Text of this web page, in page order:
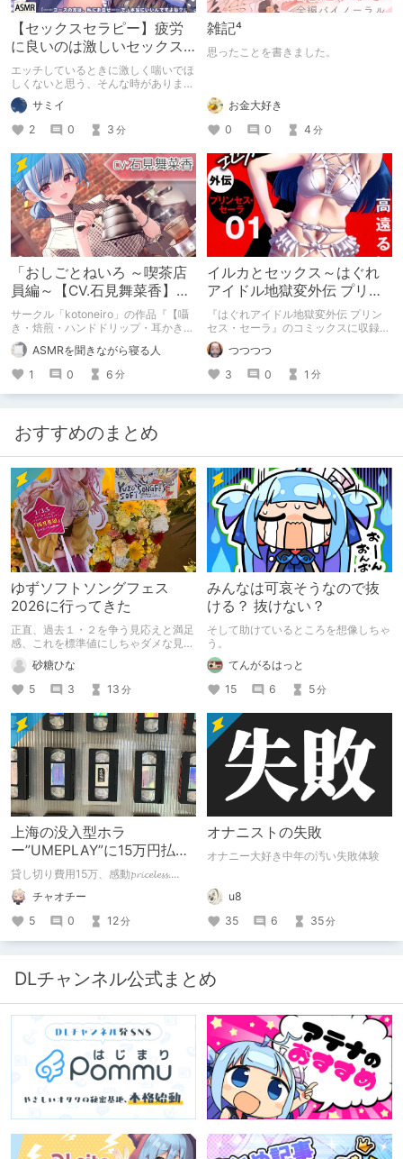
【セックスセラピー】疲労
に良いのは激しいセックス
ではなく、いわゆるスロー
セックス。
エッチしているときに激しく喘いでほ
しくないと思う、そんな時がありませ
んか。私にはありました。優しさと癒
しにあふれた性行為を、人は「セック
スセラピー」と呼んだそうです。
サミイ
2
0 3 分
雑記⁴
思ったことを書きました。
お金大好き
0
0 4 分
「おしごとねいろ ～喫茶店
員編～【CV.石見舞菜香】」
感想
サークル「kotoneiro」の作品『【囁
き・焙煎・ハンドドリップ・耳かき】
おしごとねいろ ～喫茶店員編～【CV.
石見舞菜香】』の感想記事です。「作
品の概要」「筆者の作品の好きなポイ
ント」「惜しいと思うポイント」「安
眠に対するおすすめ度」をまとめてい
ASMRを聞きながら寝る人
1
0 6 分
イルカとセックス～はぐれ
アイドル地獄変外伝 プリン
セス・セーラ
『はぐれアイドル地獄変外伝 プリン
セス・セーラ』のコミックスに収録さ
れなかった欠番回（第4話）がpixivで
無料公開されてますよってだけ。
つつつつ
3
0 1 分
おすすめのまとめ
ゆずソフトソングフェス
2026に行ってきた
正直、過去１・２を争う見応えと満足
感、これを標準値にしちゃダメな見本
砂糖ひな
5
3 13 分
みんなは可哀そうなので抜
ける？ 抜けない？
そして助けているところを想像しちゃ
う。
てんがるはっと
15
6 5分
上海の没入型ホラ
ー”UMEPLAY”に15万円払っ
たら、2作品とも号泣した※
ネタバレなし
貸し切り費用15万、感動𝓹𝓻𝓲𝓬𝓮𝓵𝓮𝓼𝓼....
チャオチー
5
0 12分
オナニストの失敗
オナニー大好き中年の汚い失敗体験
u8
35
6 35分
DLチャンネル公式まとめ